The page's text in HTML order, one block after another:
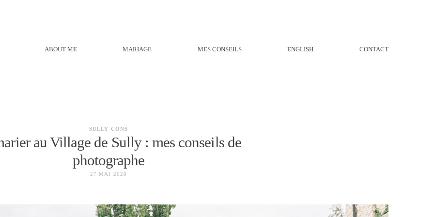
ABOUT ME MARIAGE MES CONSEILS ENGLISH CONTACT
SULLY CONS
au Village de Sully : mes conseils de
photographe
27 MAI 2026